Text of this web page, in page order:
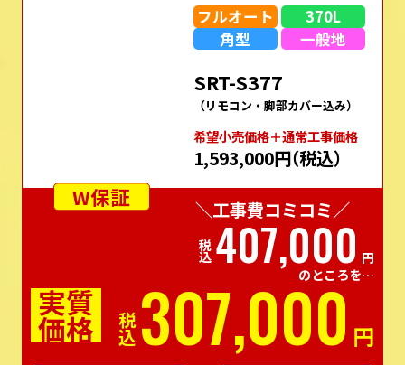
フルオート
370L
角型
一般地
SRT-S377
（リモコン・脚部カバー込み）
希望⼩売価格＋通常⼯事価格
1,593,000円（税込）
W保証
＼工事費コミコミ／
税込407,000 円
のところを…
実質
価格 税込307,000 円